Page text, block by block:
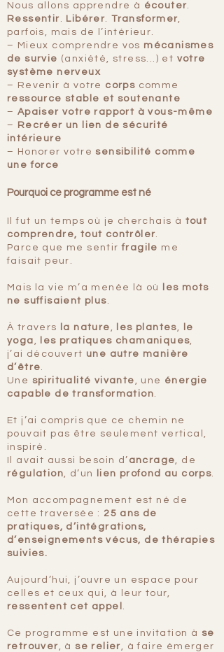
Nous allons apprendre à écouter.
Ressentir . Libérer.Transformer,
parfois, mais de l’intérieur.
– Mieux comprendre vos mécanismes
de survie (anxiété, stress...) et votre
système nerveux
– Revenir à votre corps comme
ressource stable et soutenante
– Apaiser votre rapport à vous-même
–
Recréer un lien de sécurité
intérieure
– Honorer votresensibilité comme
une force
Pourquoi ce programme est né
Il fut un temps où je cherchais à tout
comprendre, tout contrôler.
Parce que me sentirfragile me
faisait peur.
Mais la vie m’a menée là où
les mots
ne suffisaient plus.
À travers la nature , les plantes,
le
yoga , les pratiques chamaniques,
j’ai découvert une autre manière
d’être.
Une spiritualité vivante , une énergie
capable de transformation.
Et j’ai compris que ce chemin ne
pouvait pas être seulement vertical,
inspiré.
Il avait aussi besoin d’ ancrage, de
régulation, d’un lien profond au corps.
Mon accompagnement est né de
cette traversée : 25 ans de
pratiques, d’intégrations,
d’enseignements vécus, de thérapies
suivies.
Aujourd’hui, j’ouvre un espace pour
celles et ceux qui, à leur tour,
ressentent cet appel .
Ce programme est une invitation à se
retrouver , àse relier , à faire émerger